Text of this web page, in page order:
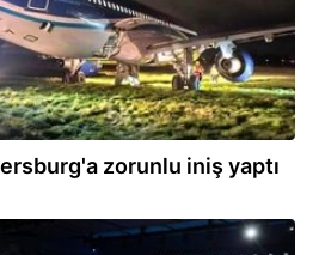
zorunlu iniş yaptı